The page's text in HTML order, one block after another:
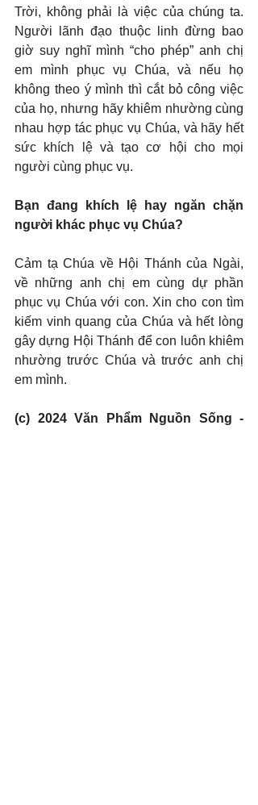
Trời, không phải là việc của chúng ta.
Người lãnh đạo thuộc linh đừng bao
giờ suy nghĩ mình “cho phép” anh chị
em mình phục vụ Chúa, và nếu họ
không theo ý mình thì cắt bỏ công việc
của họ, nhưng hãy khiêm nhường cùng
nhau hợp tác phục vụ Chúa, và hãy hết
sức khích lệ và tạo cơ hội cho mọi
người cùng phục vụ.
Bạn đang khích lệ hay ngăn chặn
người khác phục vụ Chúa?
Cảm tạ Chúa về Hội Thánh của Ngài,
về những anh chị em cùng dự phần
phục vụ Chúa với con. Xin cho con tìm
kiếm vinh quang của Chúa và hết lòng
gây dựng Hội Thánh để con luôn khiêm
nhường trước Chúa và trước anh chị
em mình.
(c) 2024 Văn Phẩm Nguồn Sống -